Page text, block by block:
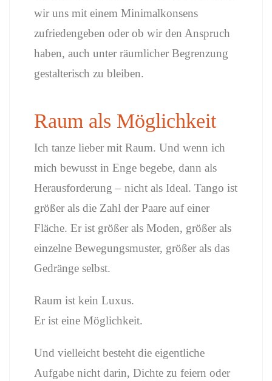
wir uns mit einem Minimalkonsens
zufriedengeben oder ob wir den Anspruch
haben, auch unter räumlicher Begrenzung
gestalterisch zu bleiben.
Raum als Möglichkeit
Ich tanze lieber mit Raum. Und wenn ich
mich bewusst in Enge begebe, dann als
Herausforderung – nicht als Ideal. Tango ist
größer als die Zahl der Paare auf einer
Fläche. Er ist größer als Moden, größer als
einzelne Bewegungsmuster, größer als das
Gedränge selbst.
Raum ist kein Luxus.
Er ist eine Möglichkeit.
Und vielleicht besteht die eigentliche
Aufgabe nicht darin, Dichte zu feiern oder